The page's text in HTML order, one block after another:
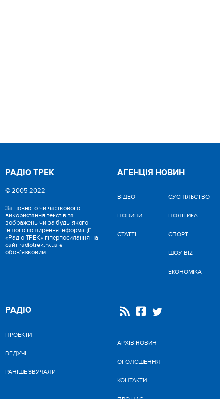
РАДІО ТРЕК
© 2005-2022
За повного чи часткового
використання текстів та
зображень чи за будь-якого
іншого поширення інформації
«Радіо ТРЕК» гіперпосилання на
сайт radiotrek.rv.ua є
обов'язковим.
АГЕНЦІЯ НОВИН
ВІДЕО
НОВИНИ
СТАТТІ
CУСПІЛЬСТВО
ПОЛІТИКА
СПОРТ
ШОУ-BIZ
ЕКОНОМІКА
РАДІО
ПРОЕКТИ
ВЕДУЧІ
РАНІШЕ ЗВУЧАЛИ
АРХІВ НОВИН
ОГОЛОШЕННЯ
КОНТАКТИ